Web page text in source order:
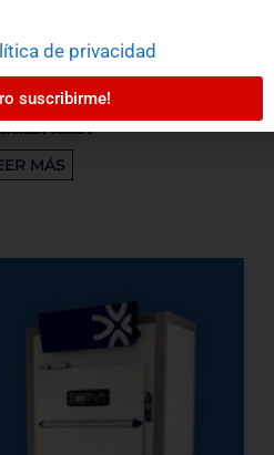
Serie P
MÁS
de privacidad
suscribirme!